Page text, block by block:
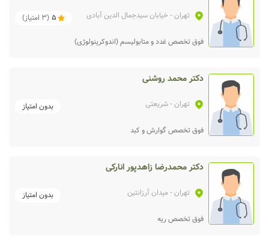
تهران- خیابان سیدجمال الدین آبادی 5
(
3 امتیاز)
فوق تخصص غدد و متابولیسم (اندوکرینولوژی)
دکتر محمد روشنی
تهران- شریعتی بدون امتیاز
فوق تخصص گوارش و کبد
دکتر محمدرضا زاهدپور انارکی
تهران- میدان آرزانتین بدون امتیاز
فوق تخصص ریه